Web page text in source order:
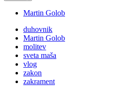
Martin Golob
duhovnik
Martin Golob
molitev
sveta maša
vlog
zakon
zakrament